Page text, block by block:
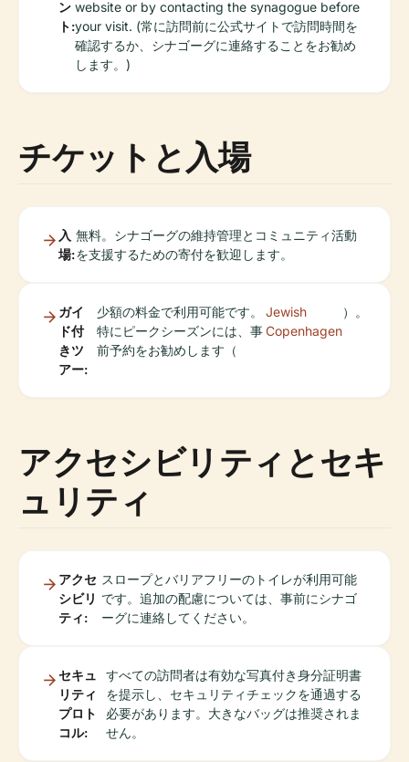
ン
ト:
website or by contacting the synagogue before
your visit. (常に訪問前に公式サイトで訪問時間を
確認するか、シナゴーグに連絡することをお勧め
します。)
チケットと入場
入
場:
無料。シナゴーグの維持管理とコミュニティ活動
を支援するための寄付を歓迎します。
ガイ
ド付
きツ
アー:
少額の料金で利用可能です。
特にピークシーズンには、事
前予約をお勧めします（
Jewish
Copenhagen
）。
アクセシビリティとセキ
ュリティ
アクセ
シビリ
ティ:
スロープとバリアフリーのトイレが利用可能
です。追加の配慮については、事前にシナゴ
ーグに連絡してください。
セキュ
リティ
プロト
コル:
すべての訪問者は有効な写真付き身分証明書
を提示し、セキュリティチェックを通過する
必要があります。大きなバッグは推奨されま
せん。